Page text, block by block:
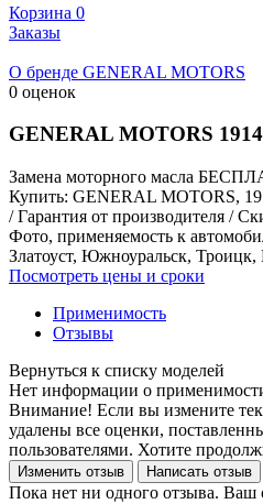
Корзина 0
Заказы
О бренде GENERAL MOTORS
0 оценок
GENERAL MOTORS
Замена моторного масла
Купить: GENERAL MOTORS,
/ Гарантия от производителя /
Фото, применяемость к
Златоуст, Южноуральск,
Посмотреть цены и сроки
Применимость
Отзывы
Нет информации о
Внимание! Если вы измените
удалены все оценки,
пользователями. Хотите
Пока нет ни одного отзыва. Ваш